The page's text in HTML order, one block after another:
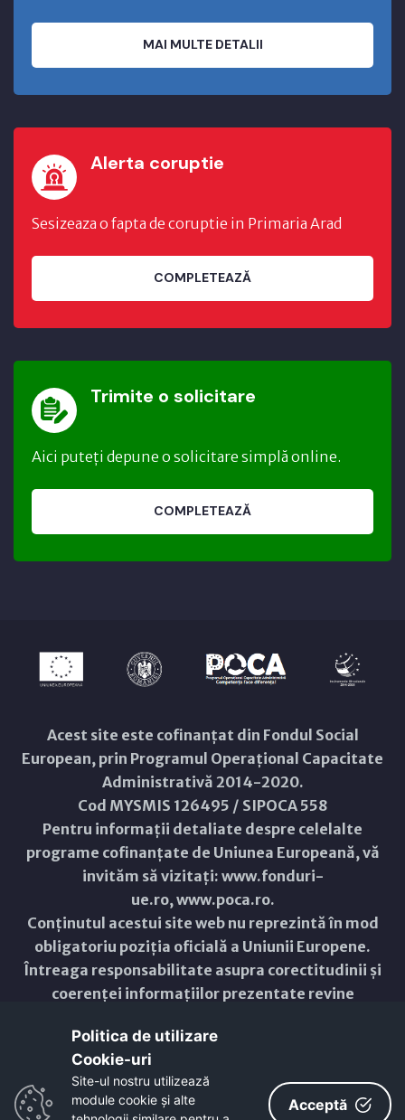
MAI MULTE DETALII
Alerta coruptie
Sesizeaza o fapta de coruptie in Primaria Arad
COMPLETEAZĂ
Trimite o solicitare
Aici puteți depune o solicitare simplă online.
COMPLETEAZĂ
Acest site este cofinanțat din Fondul Social
European, prin Programul Operațional Capacitate
Administrativă 2014-2020.
Cod MYSMIS 126495 / SIPOCA 558
Pentru informații detaliate despre celelalte
programe cofinanțate de Uniunea Europeană, vă
invităm să vizitați: www.fonduri-
ue.ro,www.poca.ro.
Conținutul acestui site web nu reprezintă în mod
obligatoriu poziția oficială a Uniunii Europene.
Întreaga responsabilitate asupra corectitudinii și
coerenței informațiilor prezentate revine
Copyright © 2021 - 2026 -
ResponsiveVoice
Non-Commercial License
Politica de utilizare
Cookie-uri‎
Site-ul nostru utilizează
module cookie și alte
Acceptă